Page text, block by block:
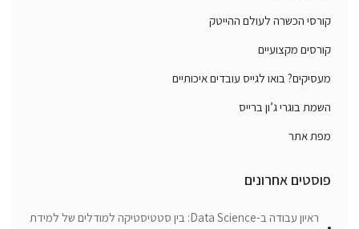
קורסי הכשרה לעולם ההייטק
קורסים מקצועיים
מעסיקים? בואו לגייס עובדים איכותיים
השמת בוגרי ג’ון ברייס
מפת אתר
פוסטים אחרונים
ראיון עבודה ב-Data Science: בין סטטיסטיקה למודלים של למידת